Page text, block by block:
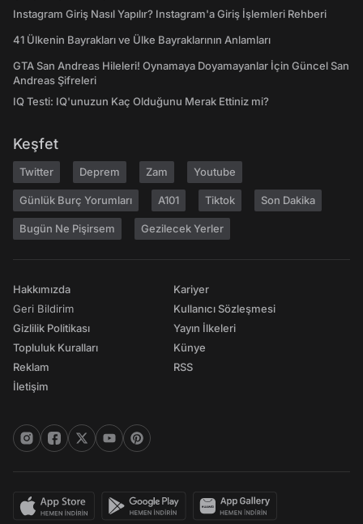
Instagram Giriş Nasıl Yapılır? Instagram'a Giriş İşlemleri Rehberi
41 Ülkenin Bayrakları ve Ülke Bayraklarının Anlamları
GTA San Andreas Hileleri! Oynamaya Doyamayanlar İçin Güncel San
Andreas Şifreleri
IQ Testi: IQ'unuzun Kaç Olduğunu Merak Ettiniz mi?
Keşfet
Twitter Deprem Zam Youtube
Günlük Burç Yorumları A101 Tiktok Son Dakika
Bugün Ne Pişirsem Gezilecek Yerler
Hakkımızda
Geri Bildirim
Gizlilik Politikası
Topluluk Kuralları
Reklam
İletişim
Kariyer
Kullanıcı Sözleşmesi
Yayın İlkeleri
Künye
RSS